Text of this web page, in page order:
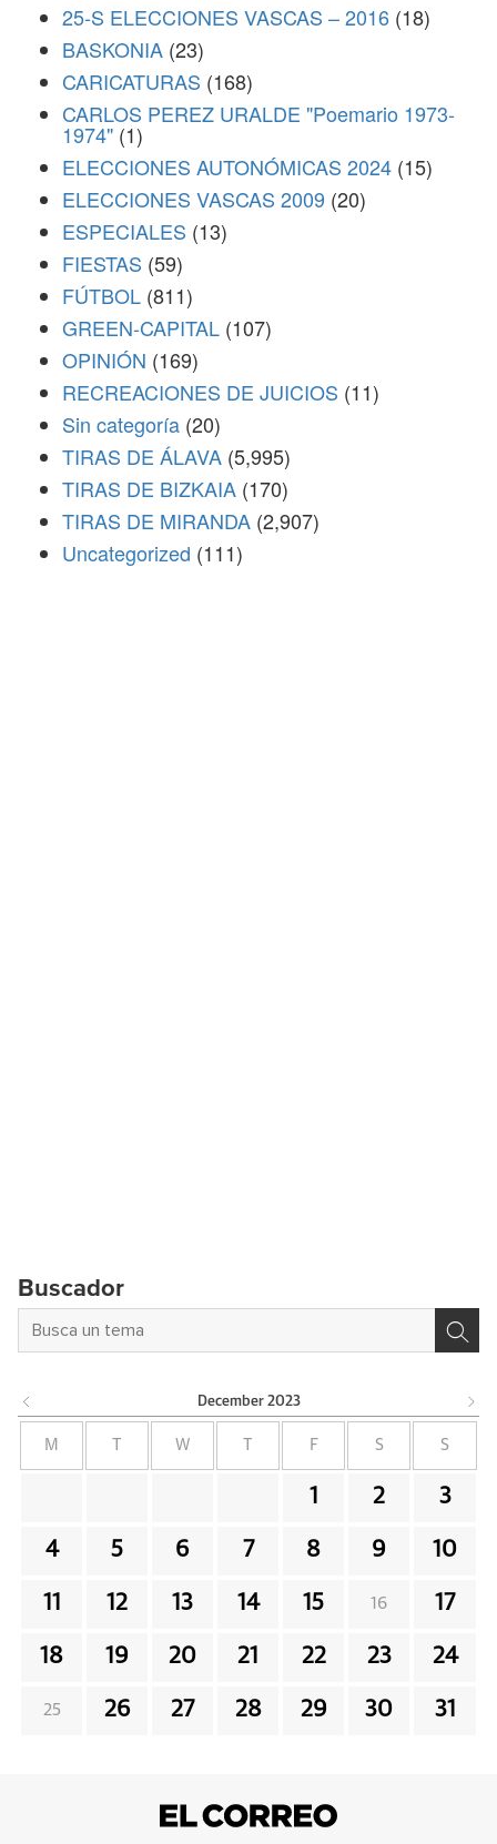
25-S ELECCIONES VASCAS – 2016 (18)
BASKONIA (23)
CARICATURAS (168)
CARLOS PEREZ URALDE "Poemario 1973-
1974" (1)
ELECCIONES AUTONÓMICAS 2024 (15)
ELECCIONES VASCAS 2009 (20)
ESPECIALES (13)
FIESTAS (59)
FÚTBOL (811)
GREEN-CAPITAL (107)
OPINIÓN (169)
RECREACIONES DE JUICIOS (11)
Sin categoría (20)
TIRAS DE ÁLAVA (5,995)
TIRAS DE BIZKAIA (170)
TIRAS DE MIRANDA (2,907)
Uncategorized (111)
Buscador
December 2023
M W F S S
1 2 3
4 5 6 7 8 9 10
11 12 13 14 15 16 17
18 19 20 21 22 23 24
25 26 27 28 29 30 31